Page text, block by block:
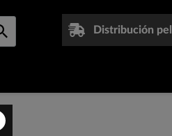
Distribución